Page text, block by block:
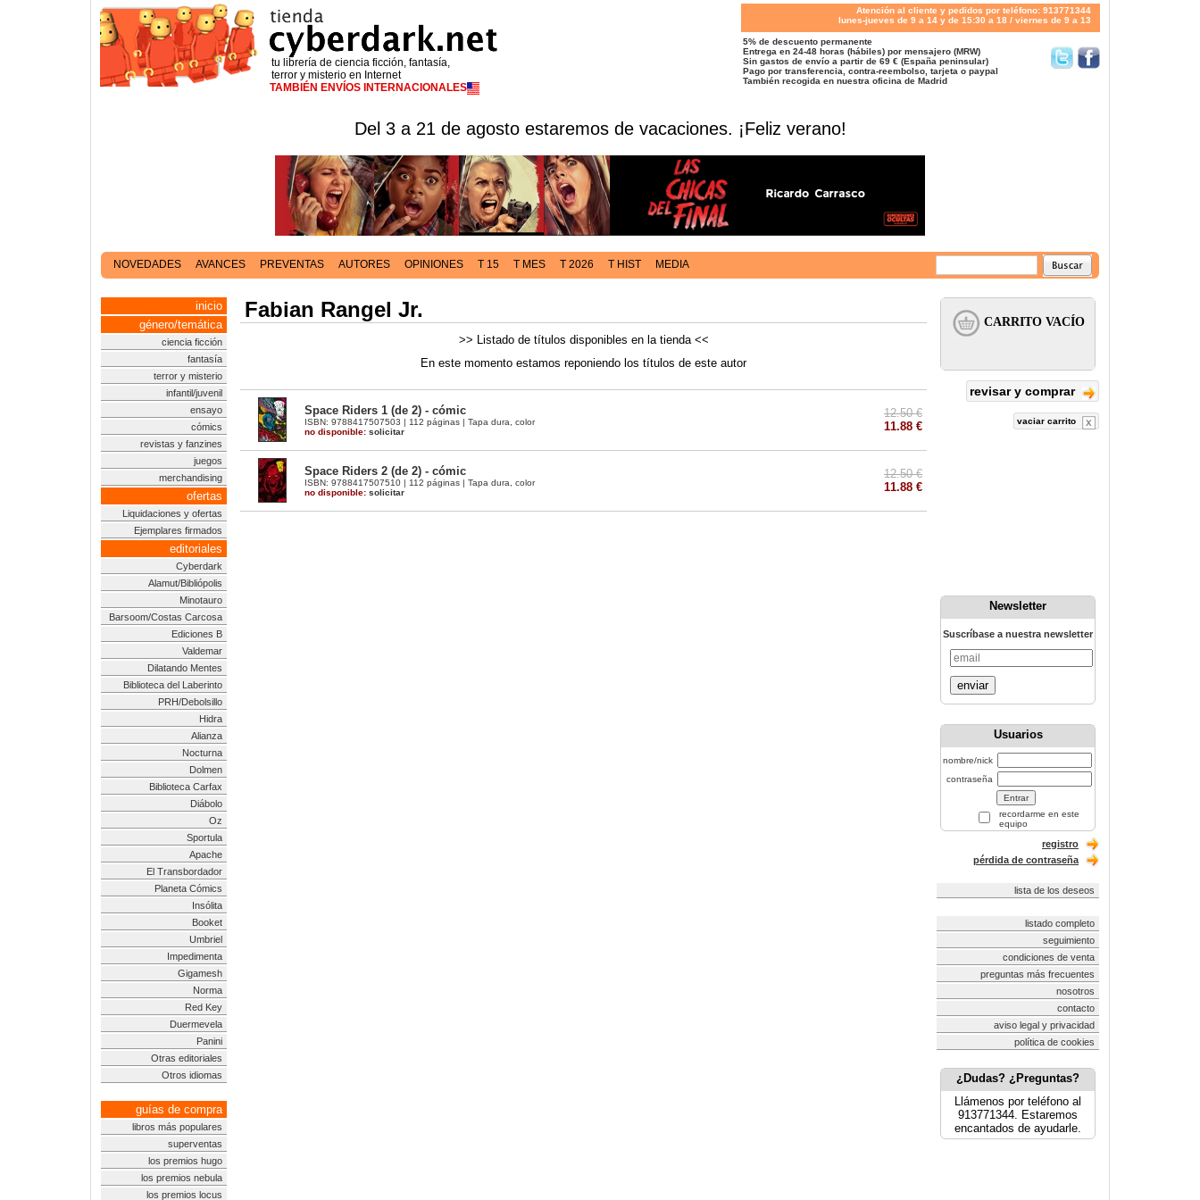
tu librería de ciencia ficción, fantasía,
terror y misterio en Internet
TAMBIÉN ENVÍOS INTERNACIONALES
Atención al cliente y pedidos por teléfono: 913771344
lunes-jueves de 9 a 14 y de 15:30 a 18 / viernes de 9 a 13
5% de descuento permanente
Entrega en 24-48 horas (hábiles) por mensajero (MRW)
Sin gastos de envío a partir de 69 € (España peninsular)
Pago por transferencia, contra-reembolso, tarjeta o paypal
También recogida en nuestra oficina de Madrid
Del 3 a 21 de agosto estaremos de vacaciones. ¡Feliz verano!
NOVEDADES AVANCES PREVENTAS AUTORES OPINIONES T 15 T MES T 2026 T HIST MEDIA
inicio
género/temática
ciencia ficción
fantasía
terror y misterio
infantil/juvenil
ensayo
cómics
revistas y fanzines
juegos
merchandising
ofertas
Liquidaciones y ofertas
Ejemplares firmados
editoriales
Cyberdark
Alamut/Bibliópolis
Minotauro
Barsoom/Costas Carcosa
Ediciones B
Valdemar
Dilatando Mentes
Biblioteca del Laberinto
PRH/Debolsillo
Hidra
Alianza
Nocturna
Dolmen
Biblioteca Carfax
Diábolo
Oz
Sportula
Apache
El Transbordador
Planeta Cómics
Insólita
Booket
Umbriel
Impedimenta
Gigamesh
Norma
Red Key
Duermevela
Panini
Otras editoriales
Otros idiomas
guías de compra
libros más populares
superventas
los premios hugo
los premios nebula
los premios locus
Fabian Rangel Jr.
>> Listado de títulos disponibles en la tienda <<
En este momento estamos reponiendo los títulos de este autor
Space Riders 1 (de 2) - cómic
ISBN: 9788417507503 | 112 páginas | Tapa dura, color
no disponible: solicitar
12.50 €
11.88 €
Space Riders 2 (de 2) - cómic
ISBN: 9788417507510 | 112 páginas | Tapa dura, color
no disponible: solicitar
12.50 €
11.88 €
revisar y comprar
vaciar carrito
Newsletter
Suscríbase a nuestra newsletter
enviar
Usuarios
nombre/nick
contraseña
recordarme en este
equipo
registro
pérdida de contraseña
lista de los deseos
listado completo
seguimiento
condiciones de venta
preguntas más frecuentes
nosotros
contacto
aviso legal y privacidad
política de cookies
¿Dudas? ¿Preguntas?
Llámenos por teléfono al
913771344. Estaremos
encantados de ayudarle.